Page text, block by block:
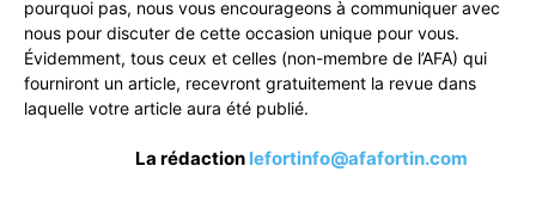
pourquoi pas, nous vous encourageons à communiquer avec
nous pour discuter de cette occasion unique pour vous.
Évidemment, tous ceux et celles (non-membre de l’AFA) qui
fourniront un article, recevront gratuitement la revue dans
laquelle votre article aura été publié.
La rédaction lefortinfo@afafortin.com